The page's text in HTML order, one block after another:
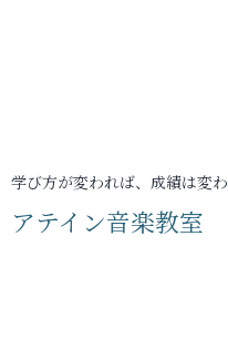
学び方が変われば、成績は変わ
アテイン音楽教室